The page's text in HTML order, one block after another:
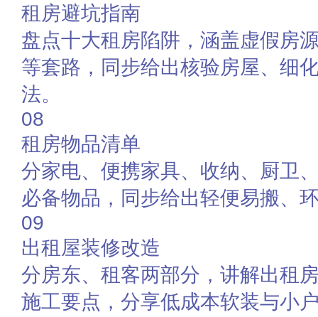
租房避坑指南
盘点十大租房陷阱，涵盖虚假房
等套路，同步给出核验房屋、细
法。
08
租房物品清单
分家电、便携家具、收纳、厨卫
必备物品，同步给出轻便易搬、
09
出租屋装修改造
分房东、租客两部分，讲解出租
施工要点，分享低成本软装与小